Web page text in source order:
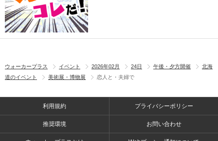
ウォーカープラス イベント 2026年02月 24日 午後・夕方開催
北海
道のイベント
美術展・博物展 恋人と・夫婦で
利用規約 プライバシーポリシー
推奨環境 お問い合わせ